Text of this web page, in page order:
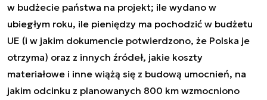
w budżecie państwa na projekt; ile wydano w
ubiegłym roku, ile pieniędzy ma pochodzić w budżetu
UE (i w jakim dokumencie potwierdzono, że Polska je
otrzyma) oraz z innych źródeł, jakie koszty
materiałowe i inne wiążą się z budową umocnień, na
jakim odcinku z planowanych 800 km wzmocniono